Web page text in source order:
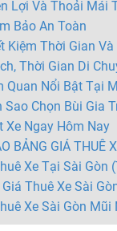
Lợi Và Thoải Mái
Bảo An Toàn
Kiệm Thời Gian Và
Thời Gian Di
Quan Nổi Bật Tại
Sao Chọn Bùi Gia
Xe Ngay Hôm Nay
BẢNG GIÁ THUÊ
Xe Tại Sài Gòn
Giá Thuê Xe Sài
Xe Sài Gòn